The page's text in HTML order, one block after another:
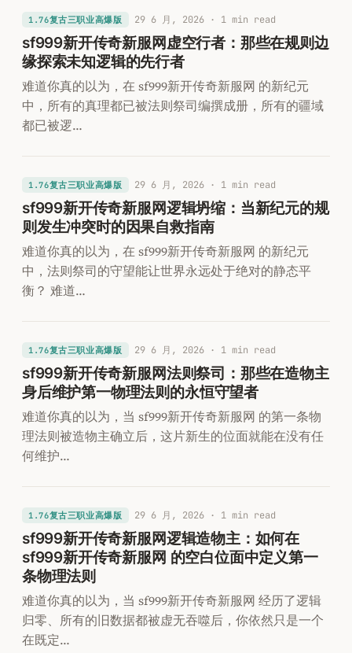
1.76复古三职业高爆版 29 6 月, 2026· 1 min read
sf999新开传奇新服网虚空行者：那些在规则边
缘探索未知逻辑的先行者
难道你真的以为，在 sf999新开传奇新服网 的新纪元
中，所有的真理都已被法则祭司编撰成册，所有的疆域
都已被逻…
1.76复古三职业高爆版 29 6 月, 2026· 1 min read
sf999新开传奇新服网逻辑坍缩：当新纪元的规
则发生冲突时的因果自救指南
难道你真的以为，在 sf999新开传奇新服网 的新纪元
中，法则祭司的守望能让世界永远处于绝对的静态平
衡？ 难道…
1.76复古三职业高爆版 29 6 月, 2026· 1 min read
sf999新开传奇新服网法则祭司：那些在造物主
身后维护第一物理法则的永恒守望者
难道你真的以为，当 sf999新开传奇新服网 的第一条物
理法则被造物主确立后，这片新生的位面就能在没有任
何维护…
1.76复古三职业高爆版 29 6 月, 2026· 1 min read
sf999新开传奇新服网逻辑造物主：如何在
sf999新开传奇新服网 的空白位面中定义第一
条物理法则
难道你真的以为，当 sf999新开传奇新服网 经历了逻辑
归零、所有的旧数据都被虚无吞噬后，你依然只是一个
在既定…